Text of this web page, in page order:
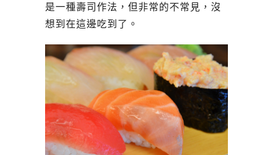
是一種壽司作法，但非常的不常見，沒
想到在這邊吃到了。